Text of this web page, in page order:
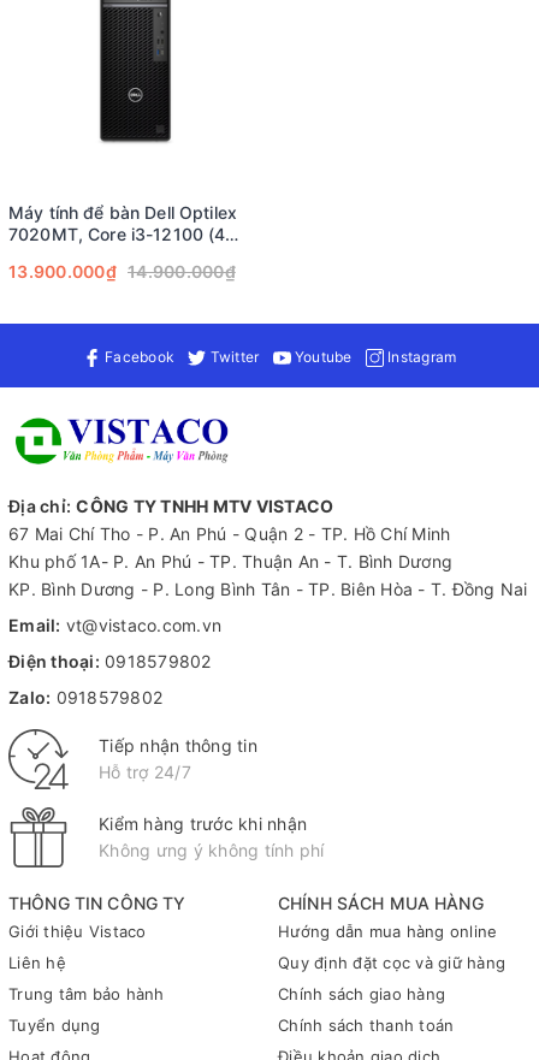
Máy tính để bàn Dell Optilex
7020MT, Core i3-12100 (4
4.3GHz/60W), 1 x 8GB DDR5,
13.900.000₫ 14.900.000₫
Facebook Twitter Youtube Instagram
THÔNG TIN CÔNG TY
Giới thiệu Vistaco
Liên hệ
Trung tâm bảo hành
Tuyển dụng
CHÍNH SÁCH MUA HÀNG
Hướng dẫn mua hàng online
Quy định đặt cọc và giữ hàng
Chính sách giao hàng
Chính sách thanh toán
Địa chỉ: CÔNG TY TNHH MTV VISTACO
67 Mai Chí Tho - P. An Phú - Quận 2 - TP. Hồ Chí Minh
Khu phố 1A- P. An Phú - TP. Thuận An - T. Bình Dương
KP. Bình Dương - P. Long Bình Tân - TP. Biên Hòa - T. Đồng Nai
Email: vt@vistaco.com.vn
Điện thoại: 0918579802
Zalo: 0918579802
Tiếp nhận thông tin
Hỗ trợ 24/7
Kiểm hàng trước khi nhận
Không ưng ý không tính phí